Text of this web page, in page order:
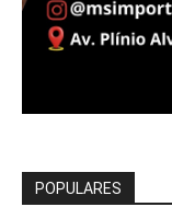
POPULARES